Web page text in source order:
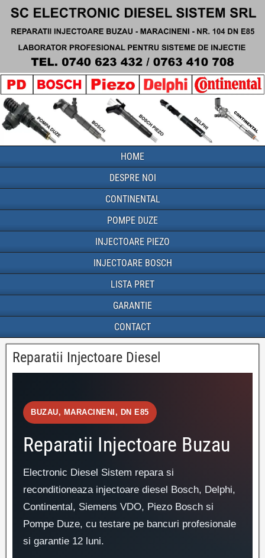
HOME
DESPRE NOI
CONTINENTAL
POMPE DUZE
INJECTOARE PIEZO
INJECTOARE BOSCH
LISTA PRET
GARANTIE
CONTACT
Reparatii Injectoare Diesel
BUZAU, MARACINENI, DN E85
Reparatii Injectoare Buzau
Electronic Diesel Sistem repara si
reconditioneaza injectoare diesel Bosch, Delphi,
Continental, Siemens VDO, Piezo Bosch si
Pompe Duze, cu testare pe bancuri profesionale
si garantie 12 luni.